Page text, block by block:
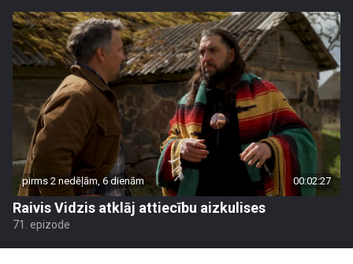
pirms 2 nedēļām, 6 dienām 00:02:27
Raivis Vidzis atklāj attiecību aizkulises
71. epizode